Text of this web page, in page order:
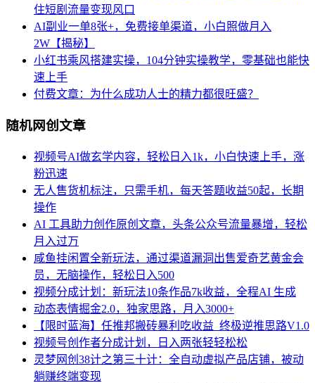
住短剧流量变现风口
AI副业一单8张+，免费接单渠道，小白照做月入
2W【揭秘】
小红书乘风搭建实操，104分钟实操教学，零基础也能快
速上手
付费文章：为什么成功人士的精力都很旺盛？
随机网创文章
视频号AI做玄学内容，轻松日入1k，小白快速上手，涨
粉迅速
无人售货机标注，只需手机，每天答题收益50起，长期
操作
AI 工具助力创作原创文章，头条公众号流量暴增，轻松
月入过万
咸鱼挂闲置全新玩法，通过渠道漏洞出售爱奇艺黄金会
员，无脑操作，轻松日入500
视频分成计划：新玩法10条作品7k收益，全程AI 生成
动态表情掘金2.0，独家思路，月入3000+
【限时蓝海】任推邦搬砖暴利吃收益_终极逆推思路V1.0
视频号创作者分成计划，日入两张轻轻松松
灵梦网创38计之第三十计：全自动虚拟产品店铺，被动
躺赚终端变现